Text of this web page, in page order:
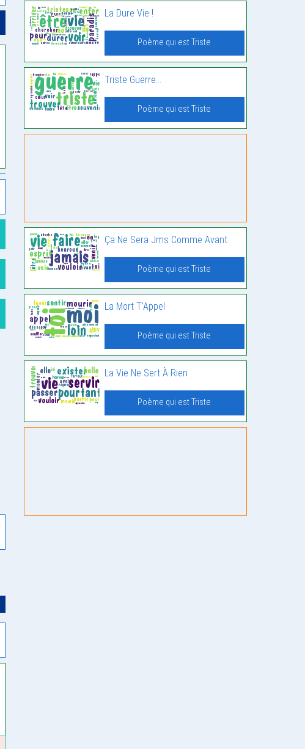
La Dure Vie !
Poème qui est Triste
Triste Guerre…
Poème qui est Triste
Ça Ne Sera Jms Comme Avant
Poème qui est Triste
La Mort T’Appel
Poème qui est Triste
La Vie Ne Sert À Rien
Poème qui est Triste